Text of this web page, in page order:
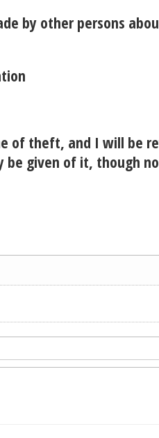
by other persons
of theft, and I will be
given of it, though